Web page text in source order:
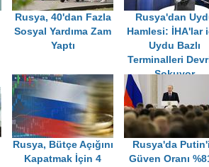
Rusya, 40'dan Fazla
Sosyal Yardıma Zam
Yaptı
Rusya'dan
Hamlesi: İHA'lar
Uydu Bazlı
Terminalleri
Sokuyor
Rusya, Bütçe Açığını
Kapatmak İçin 4
Rusya'da
Güven Oranı